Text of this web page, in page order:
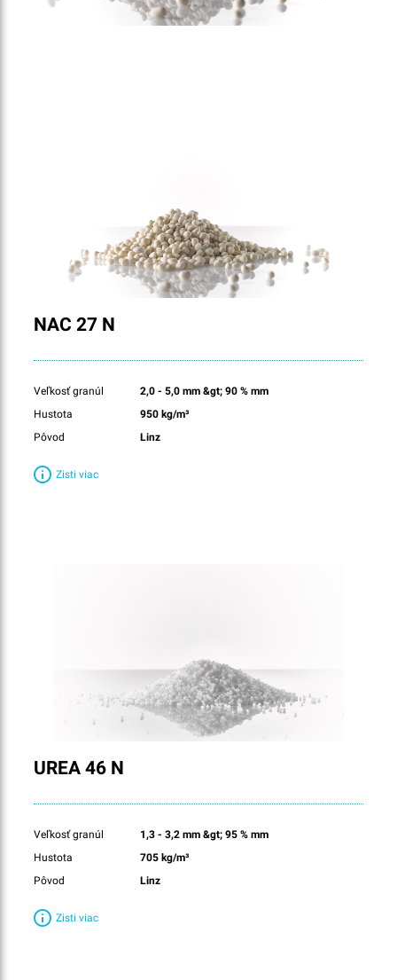
NAC 27 N
Veľkosť granúl
2,0 - 5,0 mm &gt; 90 % mm
Hustota
950 kg/m³
Pôvod
Linz
Zisti viac
UREA 46 N
Veľkosť granúl
1,3 - 3,2 mm &gt; 95 % mm
Hustota
705 kg/m³
Pôvod
Linz
Zisti viac